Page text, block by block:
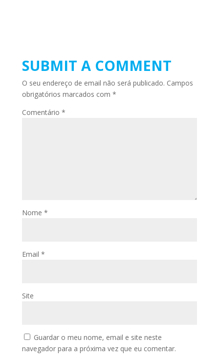
SUBMIT A COMMENT
O seu endereço de email não será publicado. Campos
obrigatórios marcados com *
Comentário *
Nome *
Email *
Site
Guardar o meu nome, email e site neste
navegador para a próxima vez que eu comentar.